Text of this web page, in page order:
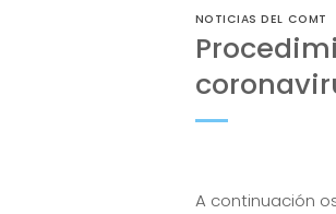
NOTICIAS DEL COMT
A continuación